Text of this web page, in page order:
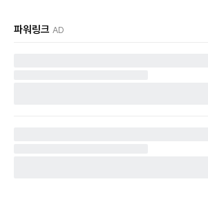
파워링크 AD